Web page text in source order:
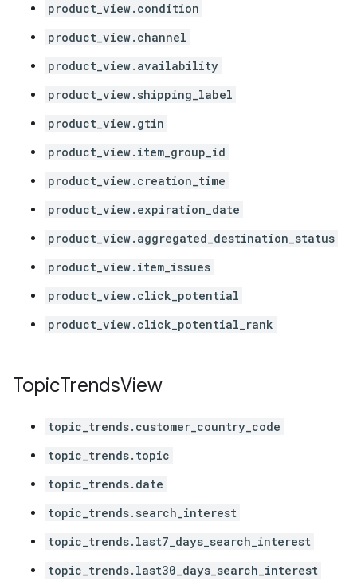
product_view.condition
product_view.channel
product_view.availability
product_view.shipping_label
product_view.gtin
product_view.item_group_id
product_view.creation_time
product_view.expiration_date
product_view.aggregated_destination_status
product_view.item_issues
product_view.click_potential
product_view.click_potential_rank
TopicTrendsView
topic_trends.customer_country_code
topic_trends.topic
topic_trends.date
topic_trends.search_interest
topic_trends.last7_days_search_interest
topic_trends.last30_days_search_interest